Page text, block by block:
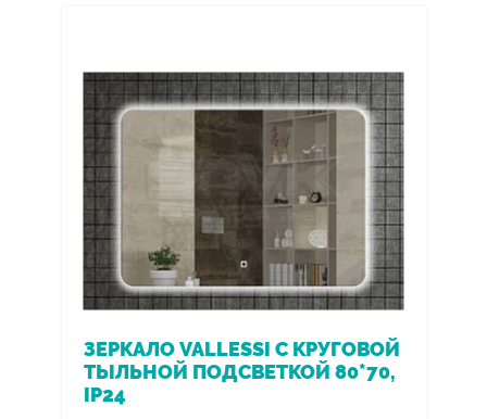
ЗЕРКАЛО VALLESSI С КРУГОВОЙ
ТЫЛЬНОЙ ПОДСВЕТКОЙ 80*70,
IP24